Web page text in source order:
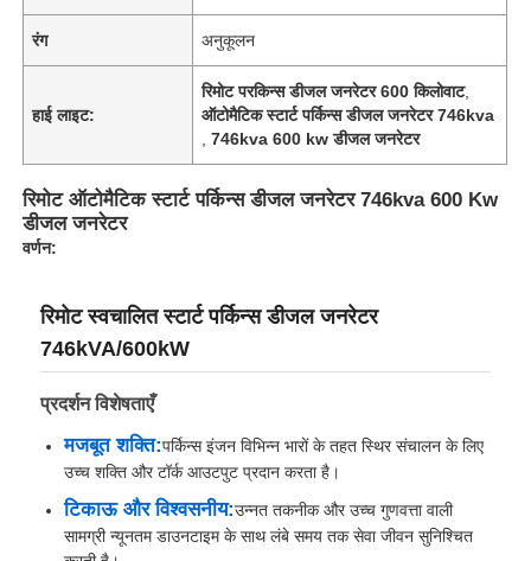
रंग अनुकूलन
हाई लाइट:
रिमोट परकिन्स डीजल जनरेटर 600 किलोवाट,
ऑटोमैटिक स्टार्ट पर्किन्स डीजल जनरेटर 746kva
,746kva 600 kw डीजल जनरेटर
रिमोट ऑटोमैटिक स्टार्ट पर्किन्स डीजल जनरेटर 746kva 600 Kw
डीजल जनरेटर
वर्णन:
रिमोट स्वचालित स्टार्ट पर्किन्स डीजल जनरेटर
746kVA/600kW
प्रदर्शन विशेषताएँ
मजबूत शक्ति:पर्किन्स इंजन विभिन्न भारों के तहत स्थिर संचालन के लिए
उच्च शक्ति और टॉर्क आउटपुट प्रदान करता है।
टिकाऊ और विश्वसनीय:उन्नत तकनीक और उच्च गुणवत्ता वाली
सामग्री न्यूनतम डाउनटाइम के साथ लंबे समय तक सेवा जीवन सुनिश्चित